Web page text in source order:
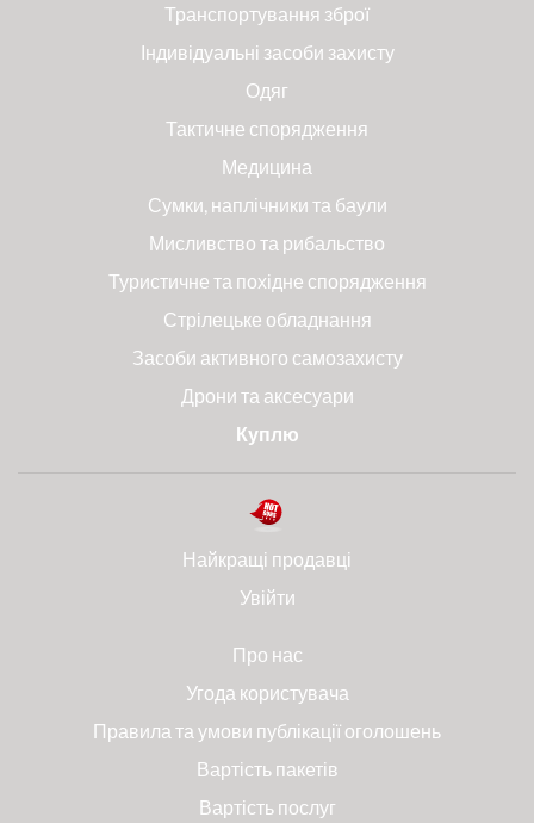
Транспортування зброї
Індивідуальні засоби захисту
Одяг
Тактичне спорядження
Медицина
Сумки, наплічники та баули
Мисливство та рибальство
Туристичне та похідне спорядження
Стрілецьке обладнання
Засоби активного самозахисту
Дрони та аксесуари
Куплю
Найкращі продавці
Увійти
Про нас
Угода користувача
Правила та умови публікації оголошень
Вартість пакетів
Вартість послуг